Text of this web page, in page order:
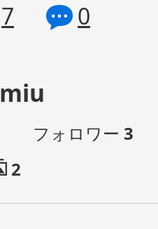
7 0
miu
フォロワー 3
2